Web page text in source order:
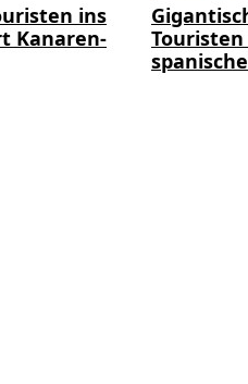
ins
Kanaren-